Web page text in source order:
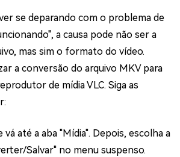
se deparando com o problema de
a causa pode não ser a
mas sim o formato do vídeo.
a conversão do arquivo MKV para
de mídia VLC. Siga as
vá até a aba "Mídia". Depois, escolha a
Salvar" no menu suspenso.